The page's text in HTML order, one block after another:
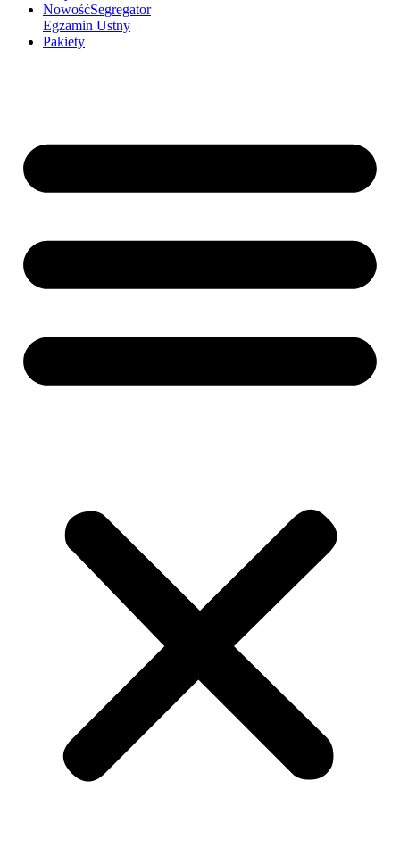
NowośćSegregator
Egzamin Ustny
Pakiety